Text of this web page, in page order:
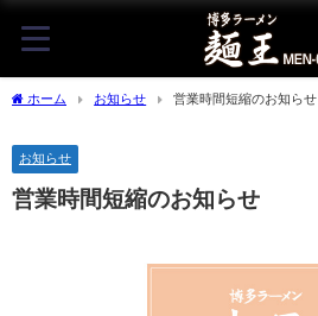
ホーム お知らせ 営業時間短縮のお知らせ
お知らせ
営業時間短縮のお知らせ